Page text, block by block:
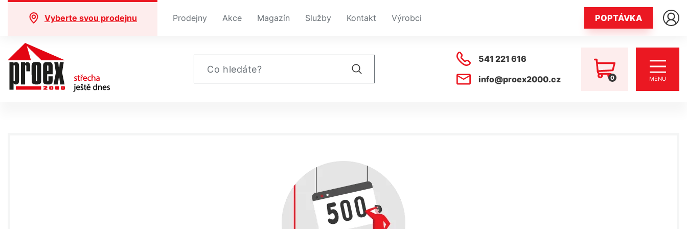
Vyberte svou prodejnu Prodejny Akce Magazín Služby Kontakt Výrobci POPTÁVKA
541 221 616
info@proex2000.cz
0 MENU